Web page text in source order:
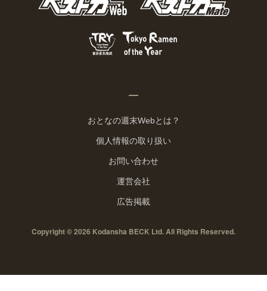
おとなの週末Webとは？
個人情報の取り扱い
お問い合わせ
運営会社
広告掲載
Copyright © 2026 Kodansha BECK Ltd. All Rights Reserved.